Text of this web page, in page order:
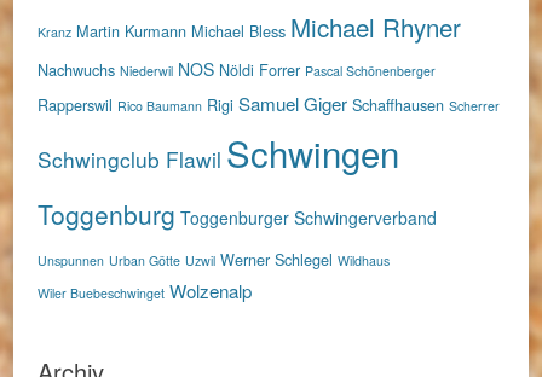
Kranz Martin Kurmann Michael Bless Michael Rhyner
Nachwuchs Niederwil NOS Nöldi Forrer Pascal Schönenberger
Rapperswil Rico Baumann Rigi Samuel Giger Schaffhausen Scherrer
Schwingclub Flawil Schwingen
Toggenburg Toggenburger Schwingerverband
Unspunnen Urban Götte Uzwil Werner Schlegel Wildhaus
Wiler Buebeschwinget Wolzenalp